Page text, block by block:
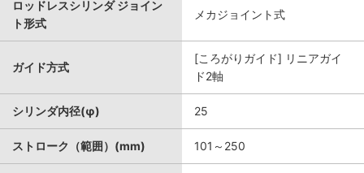
ロッドレスシリンダ ジョイン
ト形式
メカジョイント式
ガイド方式
[ころがりガイド] リニアガイ
ド2軸
シリンダ内径(φ) 25
ストローク（範囲）(mm) 101～250